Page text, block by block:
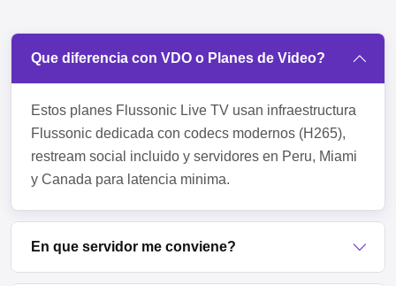
Que diferencia con VDO o Planes de Video?
Estos planes Flussonic Live TV usan infraestructura
Flussonic dedicada con codecs modernos (H265),
restream social incluido y servidores en Peru, Miami
y Canada para latencia minima.
En que servidor me conviene?